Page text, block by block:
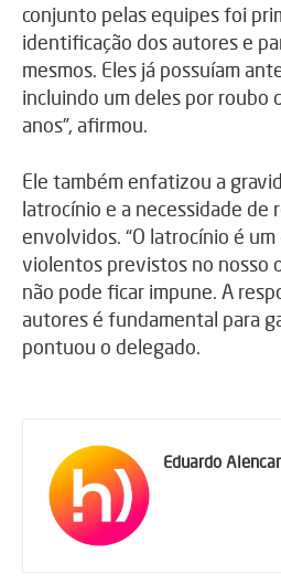
conjunto pelas equipes foi
identificação dos autores e
mesmos. Eles já possuíam
incluindo um deles por roubo
anos”, afirmou.
Ele também enfatizou a
latrocínio e a necessidade de
envolvidos. “O latrocínio é um
violentos previstos no nosso
não pode ficar impune. A
autores é fundamental para
pontuou o delegado.
Eduardo Alencar